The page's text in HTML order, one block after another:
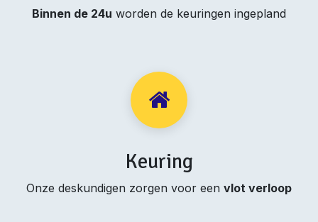
Binnen de 24u worden de keuringen ingepland
Keuring
Onze deskundigen zorgen voor een vlot verloop